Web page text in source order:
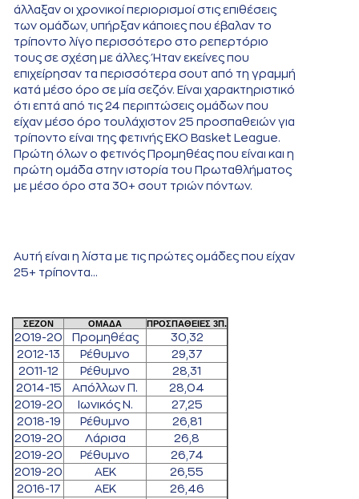
άλλαξαν οι χρονικοί περιορισμοί στις επιθέσεις
των ομάδων, υπήρξαν κάποιες που έβαλαν το
τρίποντο λίγο περισσότερο στο ρεπερτόριο
τους σε σχέση με άλλες. Ήταν εκείνες που
επιχείρησαν τα περισσότερα σουτ από τη γραμμή
κατά μέσο όρο σε μία σεζόν. Είναι χαρακτηριστικό
ότι επτά από τις 24 περιπτώσεις ομάδων που
είχαν μέσο όρο τουλάχιστον 25 προσπαθειών για
τρίποντο είναι της φετινής ΕΚΟ Basket League.
Πρώτη όλων ο φετινός Προμηθέας που είναι και η
πρώτη ομάδα στην ιστορία του Πρωταθλήματος
με μέσο όρο στα 30+ σουτ τριών πόντων.
Αυτή είναι η λίστα με τις πρώτες ομάδες που είχαν
25+ τρίποντα...
ΣΕΖΟΝ ΟΜΑΔΑ ΠΡΟΣΠΑΘΕΙΕΣ 3Π.
2019-20 Προμηθέας
30,32
2012-13
Ρέθυμνο
29,37
2011-12
Ρέθυμνο
28,31
2014-15
Απόλλων Π.
28,04
2019-20
Ιωνικός Ν.
27,25
2018-19
Ρέθυμνο
26,81
2019-20
Λάρισα
26,8
2019-20
Ρέθυμνο
26,74
2019-20
ΑΕΚ
26,55
2016-17
ΑΕΚ
26,46